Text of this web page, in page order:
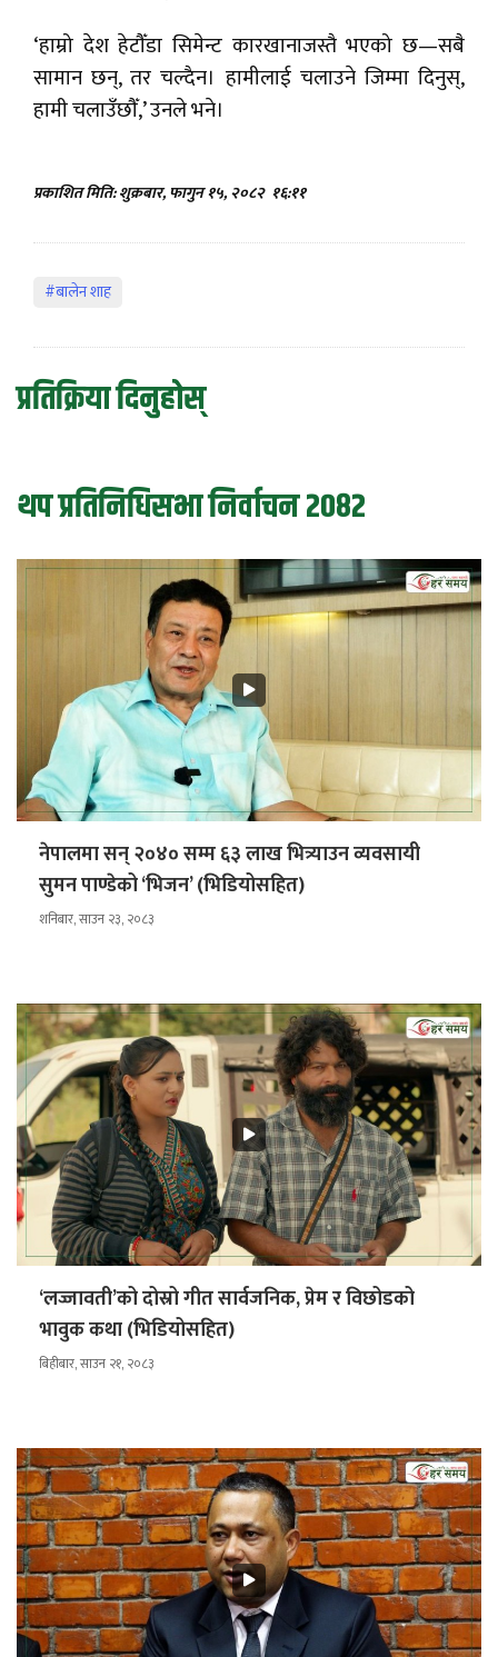
‘हाम्रो देश हेटौँडा सिमेन्ट कारखानाजस्तै भएको छ—सबै
सामान छन्, तर चल्दैन। हामीलाई चलाउने जिम्मा दिनुस्,
हामी चलाउँछौँ,’ उनले भने।
प्रकाशित मिति: शुक्रबार, फागुन १५, २०८२ १६:११
#बालेन शाह
प्रतिक्रिया दिनुहोस्
थप प्रतिनिधिसभा निर्वाचन २०८२
नेपालमा सन् २०४० सम्म ६३ लाख भित्र्याउन व्यवसायी
सुमन पाण्डेको ‘भिजन’ (भिडियोसहित)
शनिबार, साउन २३, २०८३
‘लज्जावती’को दोस्रो गीत सार्वजनिक, प्रेम र विछोडको
भावुक कथा (भिडियोसहित)
बिहीबार, साउन २१, २०८३